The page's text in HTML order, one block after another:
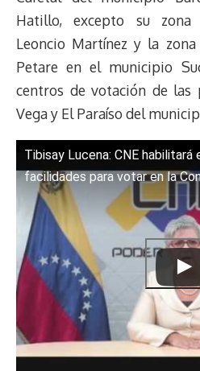
Hatillo, excepto su zona
Leoncio Martínez y la
Petare en el municipio
centros de votación de las
Vega y El Paraíso del
Tibisay Lucena: CNE habilitará
facilidades para votar en la